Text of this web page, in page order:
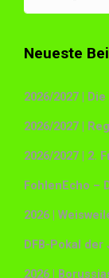
Neueste
2026/2027 |
2026/2027 |
2026/2027 | 2.
FohlenEcho –
2026 |
DFB-Pokal
2026 |